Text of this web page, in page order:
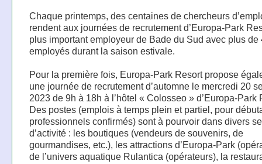
Chaque printemps, des centaines de chercheurs
rendent aux journées de recrutement d’Europa-Park
plus important employeur de Bade du Sud avec plus de
employés durant la saison estivale.
Pour la première fois, Europa-Park Resort propose
une journée de recrutement d’automne le mercredi 20
2023 de 9h à 18h à l’hôtel « Colosseo » d’Europa-Park
Des postes (emplois à temps plein et partiel, pour
professionnels confirmés) sont à pourvoir dans divers
d’activité : les boutiques (vendeurs de souvenirs, de
gourmandises, etc.), les attractions d’Europa-Park
de l’univers aquatique Rulantica (opérateurs), la